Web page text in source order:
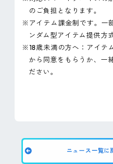
のご負担となります。
※アイテム課金制です。一
ンダム型アイテム提供方
※18歳未満の方へ：アイテ
から同意をもらうか、一
ださい。
ニュース一覧に